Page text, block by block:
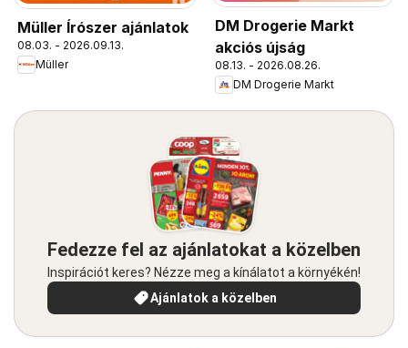
Müller Írószer ajánlatok
08.03. - 2026.09.13.
Müller
DM Drogerie Markt
akciós újság
08.13. - 2026.08.26.
DM Drogerie Markt
Fedezze fel az ajánlatokat a közelben
Inspirációt keres? Nézze meg a kínálatot a környékén!
Ajánlatok a közelben